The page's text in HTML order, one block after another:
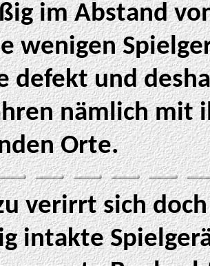
im Abstand
wenigen
defekt und
nämlich mit
Orte.
verirrt sich
intakte